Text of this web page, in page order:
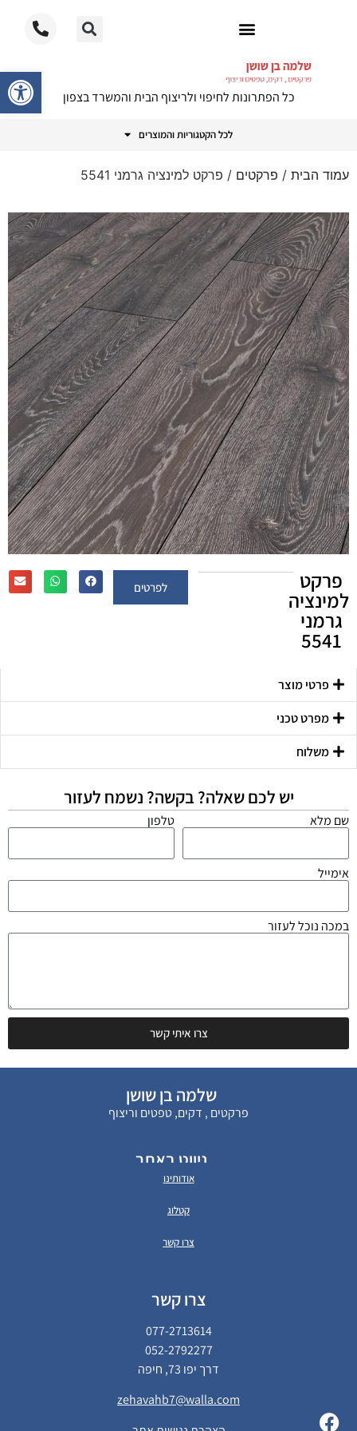
פתח
כל הפתרונות לחיפוי ולריצוף הבית והמשרד בצפון
לכל הקטגוריות והמוצרים
עמוד הבית / פרקטים / פרקט למינציה גרמני 5541
פרקט
למינציה
גרמני
5541
לפרטים
פרטי מוצר
מפרט טכני
משלוח
יש לכם שאלה? בקשה? נשמח לעזור
שם מלא טלפון
אימייל
במכה נוכל לעזור
צרו איתי קשר
שלמה בן שושן
פרקטים , דקים, טפטים וריצוף
ניווט באתר
אודותינו
קטלוג
צרו קשר
צרו קשר
077-2713614
052-2792277
דרך יפו 73, חיפה
zehavahb7@walla.com